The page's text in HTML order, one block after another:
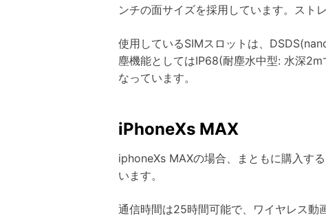
ンチの面サイズを採用しています。スト
使用しているSIMスロットは、
塵機能としてはIP68(耐塵水中型: 水深
なっています。
iPhoneXs MAX
iphoneXs MAXの場合、まともに購入す
います。
通信時間は25時間可能で、ワイヤレス動